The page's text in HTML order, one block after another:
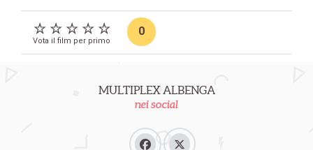
Vota il film per primo
0
MULTIPLEX ALBENGA
nei social